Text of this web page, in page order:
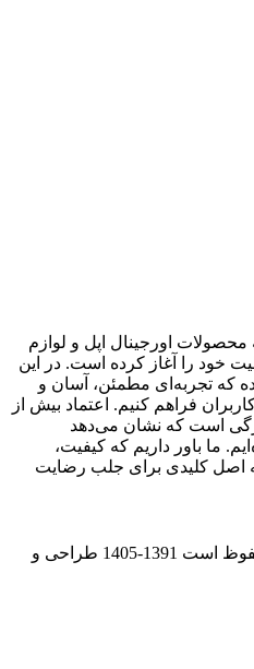
محصولات اورجینال اپل و لوازم
از سال ۱۳۹۷ فعالیت خود را آغاز کرده است. در این
که تجربه‌ای مطمئن، آسان و
فراهم کنیم. اعتماد بیش از
است که نشان می‌دهد
ما باور داریم که کیفیت،
اصل کلیدی برای جلب رضایت
است 1391-1405 طراحی و